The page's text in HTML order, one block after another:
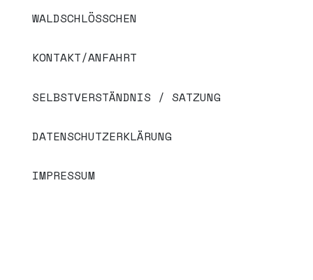
WALDSCHLÖSSCHEN
KONTAKT/ANFAHRT
SELBSTVERSTÄNDNIS / SATZUNG
DATENSCHUTZERKLÄRUNG
IMPRESSUM